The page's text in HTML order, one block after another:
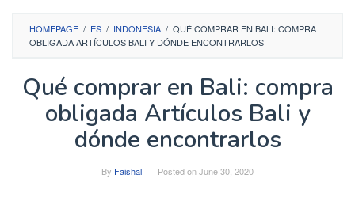
HOMEPAGE / ES / INDONESIA / QUÉ COMPRAR EN BALI: COMPRA
OBLIGADA ARTÍCULOS BALI Y DÓNDE ENCONTRARLOS
Qué comprar en Bali: compra
obligada Artículos Bali y
dónde encontrarlos
By Faishal Posted onJune 30, 2020